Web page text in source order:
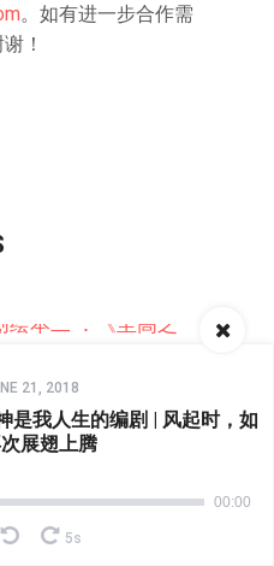
。如有进一步合作需
！
列原创绘本二 ：
| 中英文版
21, 2018
是我人生的编剧 | 风起时，如
展翅上腾
00:00
5s